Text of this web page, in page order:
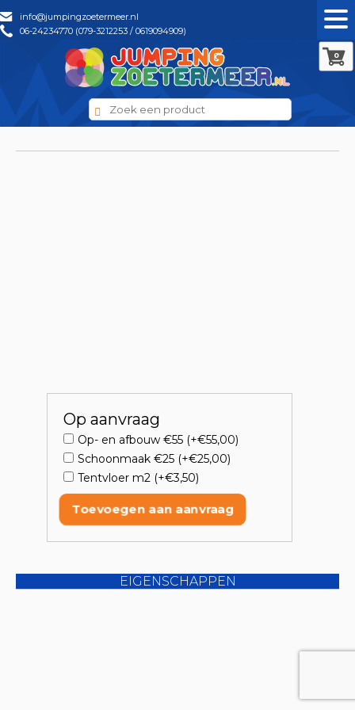
0
info@jumpingzoetermeer.nl
06-24234770 (079-3212253 / 0619094909)
Op aanvraag
Op- en afbouw €55 (+€55,00)
Schoonmaak €25 (+€25,00)
Tentvloer m2 (+€3,50)
Toevoegen aan aanvraag
EIGENSCHAPPEN